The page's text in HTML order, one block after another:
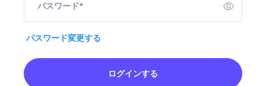
パスワード*
パスワード変更する
ログインする